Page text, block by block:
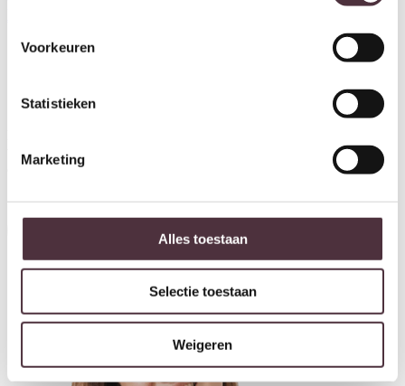
Voorkeuren
Statistieken
Marketing
Alles toestaan
Selectie toestaan
Weigeren
Ontvang €20,- shoptegoed
voor uw volgende bestelling van minimaal €200,- (niet geldig op
afgeprijsde items).
Inschrijven